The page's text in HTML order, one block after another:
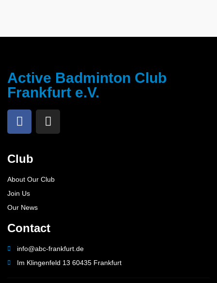
Active Badminton Club
Frankfurt e.V.
Club
About Our Club
Join Us
Our News
Contact
info@abc-frankfurt.de
Im Klingenfeld 13 60435 Frankfurt